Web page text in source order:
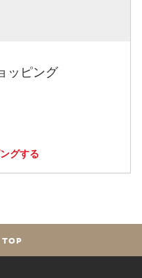
ッピング
グする